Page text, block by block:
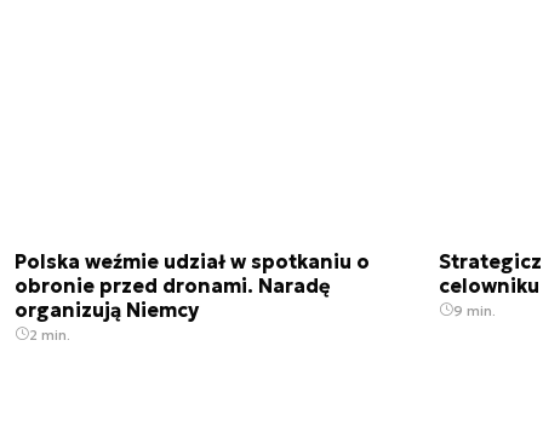
Polska weźmie udział w spotkaniu o
obronie przed dronami. Naradę
organizują Niemcy
2 min.
9 min.